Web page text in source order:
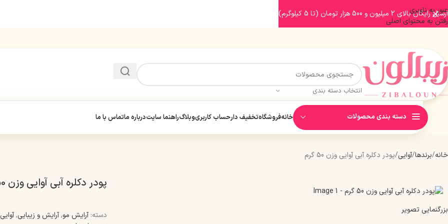
عبور به ناوبری
رفتن به محتوای اصلی
انتخاب دسته بندی
دسته بندی محصولات خانهفروشگاهتخفیف دارحساب کاربریوبلاگراهنما سایتدرباره ماتماس با ما
خانه برندها آوایی پودر دکلره آبی آوایی وزن 50 گرم
بزرگنمایی تصویر
پودر دکلره آبی آوایی وزن 50 گرم
دسته: آرایش مو,آرایش و زیبایی,آوایی
ارسال رایگان بالای 2 میلیون و 500 هزار تومان (تا 5 کیلوگرم)